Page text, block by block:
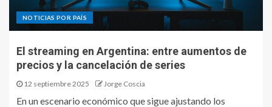
NOTICIAS POR PAÍS
El streaming en Argentina: entre aumentos de
precios y la cancelación de series
12 septiembre 2025 Jorge Coscia
En un escenario económico que sigue ajustando los